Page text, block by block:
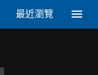
最近瀏覽